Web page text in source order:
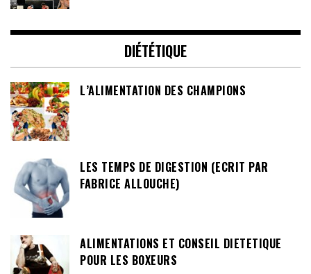
DIÉTÉTIQUE
L’ALIMENTATION DES CHAMPIONS
LES TEMPS DE DIGESTION (ECRIT PAR
FABRICE ALLOUCHE)
ALIMENTATIONS ET CONSEIL DIETETIQUE
POUR LES BOXEURS